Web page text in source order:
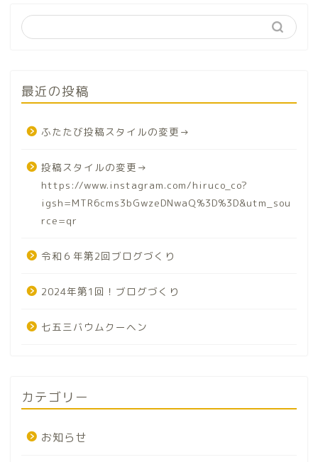
最近の投稿
ふたたび投稿スタイルの変更→
投稿スタイルの変更→
https://www.instagram.com/hiruco_co?
igsh=MTR6cms3bGwzeDNwaQ%3D%3D&utm_sou
rce=qr
令和６年第2回ブログづくり
2024年第1回！ブログづくり
七五三バウムクーヘン
カテゴリー
お知らせ